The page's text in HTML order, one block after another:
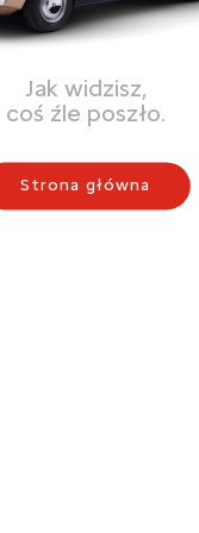
Jak widzisz,
coś źle poszło.
Strona główna